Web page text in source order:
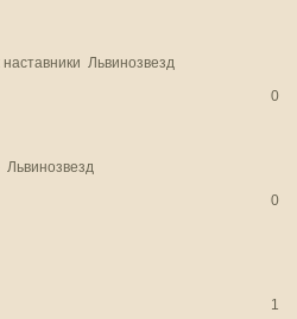
Львинозвезд
0
Львинозвезд
0
1